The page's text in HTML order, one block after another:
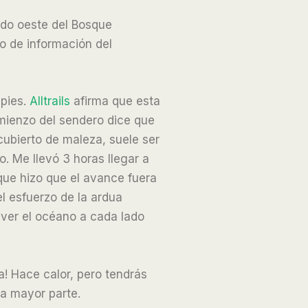
oeste del Bosque
de información del
Alltrails afirma que esta
del sendero dice que
de maleza, suele ser
Me llevó 3 horas llegar a
hizo que el avance fuera
esfuerzo de la ardua
el océano a cada lado
Hace calor, pero tendrás
mayor parte.